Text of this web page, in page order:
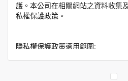
護。本公司在相關網站之資料收集
私權保護政策。
隱私權保護政策適用範圍:
務時收集到的身份識別資料，也包